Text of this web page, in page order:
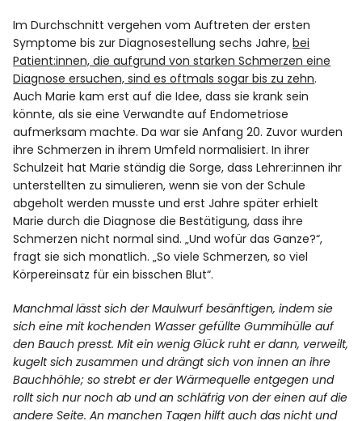
Im Durchschnitt vergehen vom Auftreten der ersten
Symptome bis zur Diagnosestellung sechs Jahre,bei
Patient:innen, die aufgrund von starken Schmerzen eine
Diagnose ersuchen, sind es oftmals sogar bis zu zehn.
Auch Marie kam erst auf die Idee, dass sie krank sein
könnte, als sie eine Verwandte auf Endometriose
aufmerksam machte. Da war sie Anfang 20. Zuvor wurden
ihre Schmerzen in ihrem Umfeld normalisiert. In ihrer
Schulzeit hat Marie ständig die Sorge, dass Lehrer:innen ihr
unterstellten zu simulieren, wenn sie von der Schule
abgeholt werden musste und erst Jahre später erhielt
Marie durch die Diagnose die Bestätigung, dass ihre
Schmerzen nicht normal sind. „Und wofür das Ganze?“,
fragt sie sich monatlich. „So viele Schmerzen, so viel
Körpereinsatz für ein bisschen Blut“.
Manchmal lässt sich der Maulwurf besänftigen, indem sie
sich eine mit kochenden Wasser gefüllte Gummihülle auf
den Bauch presst. Mit ein wenig Glück ruht er dann, verweilt,
kugelt sich zusammen und drängt sich von innen an ihre
Bauchhöhle; so strebt er der Wärmequelle entgegen und
rollt sich nur noch ab und an schläfrig von der einen auf die
andere Seite. An manchen Tagen hilft auch das nicht und